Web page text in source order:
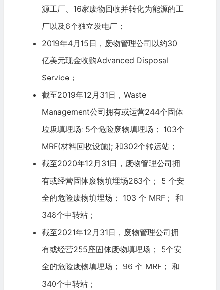
源工厂、16家废物回收并转化为能源的工
厂以及6个独立发电厂；
2019年4月15日，废物管理公司以约30
亿美元现金收购Advanced Disposal
Service；
截至2019年12月31日，Waste
Management公司拥有或运营244个固体
垃圾填埋场; 5个危险废物填埋场； 103个
MRF(材料回收设施); 和302个转运站；
截至2020年12月31日，废物管理公司拥
有或经营固体废物填埋场263个； 5 个安
全的危险废物填埋场； 103 个 MRF； 和
348个中转站；
截至2021年12月31日，废物管理公司拥
有或经营255座固体废物填埋场； 5个安
全的危险废物填埋场； 96 个 MRF； 和
340个中转站；